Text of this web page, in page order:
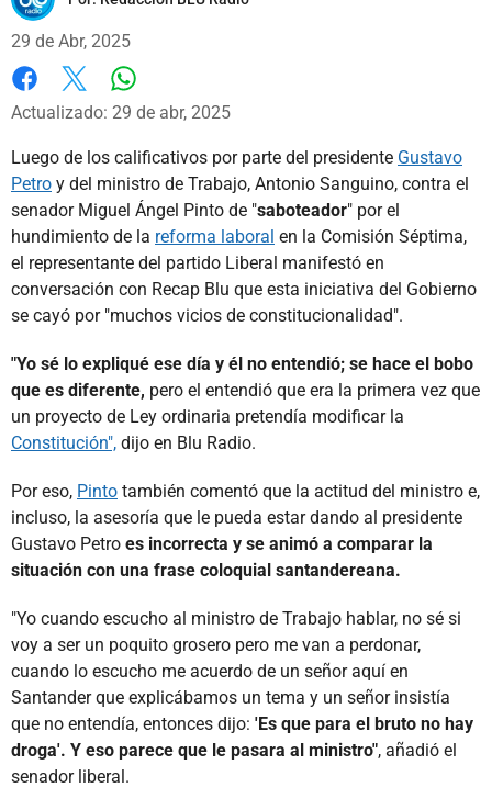
29 de Abr, 2025
Facebook
X
Actualizado: 29 de abr, 2025
Luego de los calificativos por parte del presidente Gustavo
Petro y del ministro de Trabajo, Antonio Sanguino, contra el
senador Miguel Ángel Pinto de "saboteador" por el
hundimiento de la reforma laboral en la Comisión Séptima,
el representante del partido Liberal manifestó en
conversación con Recap Blu que esta iniciativa del Gobierno
se cayó por "muchos vicios de constitucionalidad".
"Yo sé lo expliqué ese día y él no entendió; se hace el bobo
que es diferente, pero el entendió que era la primera vez que
un proyecto de Ley ordinaria pretendía modificar la
Constitución", dijo en Blu Radio.
Por eso, Pinto también comentó que la actitud del ministro e,
incluso, la asesoría que le pueda estar dando al presidente
Gustavo Petro es incorrecta y se animó a comparar la
situación con una frase coloquial santandereana.
"Yo cuando escucho al ministro de Trabajo hablar, no sé si
voy a ser un poquito grosero pero me van a perdonar,
cuando lo escucho me acuerdo de un señor aquí en
Santander que explicábamos un tema y un señor insistía
que no entendía, entonces dijo: 'Es que para el bruto no hay
droga'. Y eso parece que le pasara al ministro", añadió el
senador liberal.